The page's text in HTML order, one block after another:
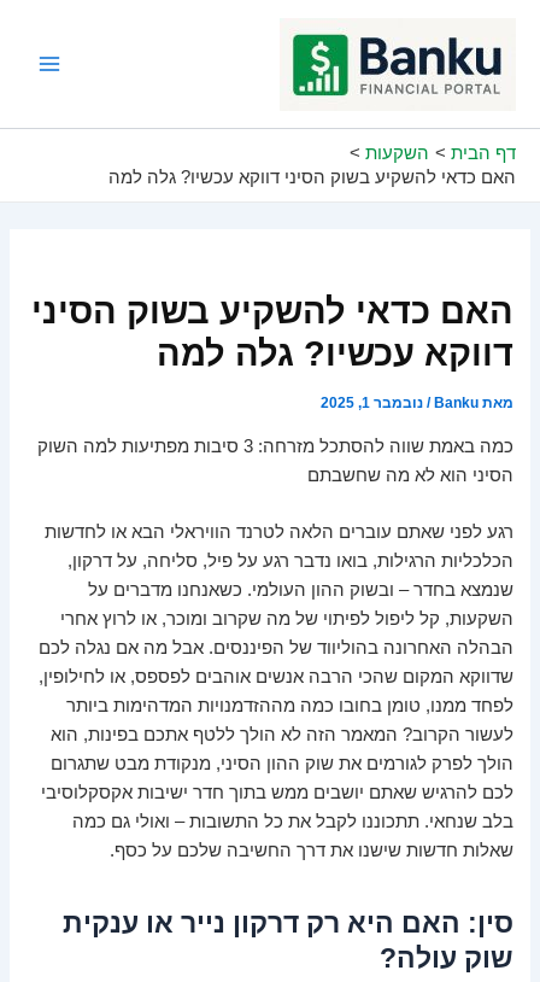
דף הבית
השקעות
האם כדאי להשקיע בשוק הסיני דווקא עכשיו? גלה למה
האם כדאי להשקיע בשוק הסיני
דווקא עכשיו? גלה למה
מאתBanku
/נובמבר 1, 2025
כמה באמת שווה להסתכל מזרחה: 3 סיבות מפתיעות למה השוק
הסיני הוא לא מה שחשבתם
רגע לפני שאתם עוברים הלאה לטרנד הוויראלי הבא או לחדשות
הכלכליות הרגילות, בואו נדבר רגע על פיל, סליחה, על דרקון,
שנמצא בחדר – ובשוק ההון העולמי. כשאנחנו מדברים על
השקעות, קל ליפול לפיתוי של מה שקרוב ומוכר, או לרוץ אחרי
הבהלה האחרונה בהוליווד של הפיננסים. אבל מה אם נגלה לכם
שדווקא המקום שהכי הרבה אנשים אוהבים לפספס, או לחילופין,
לפחד ממנו, טומן בחובו כמה מההזדמנויות המדהימות ביותר
לעשור הקרוב? המאמר הזה לא הולך ללטף אתכם בפינות, הוא
הולך לפרק לגורמים את שוק ההון הסיני, מנקודת מבט שתגרום
לכם להרגיש שאתם יושבים ממש בתוך חדר ישיבות אקסקלוסיבי
בלב שנחאי. תתכוננו לקבל את כל התשובות – ואולי גם כמה
שאלות חדשות שישנו את דרך החשיבה שלכם על כסף.
סין: האם היא רק דרקון נייר או ענקית
שוק עולה?